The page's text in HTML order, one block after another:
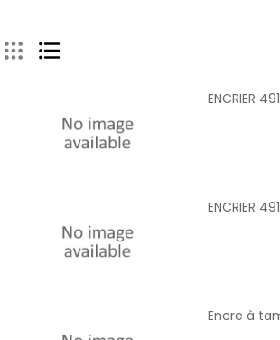
ENCRIER
ENCRIER
Encre à